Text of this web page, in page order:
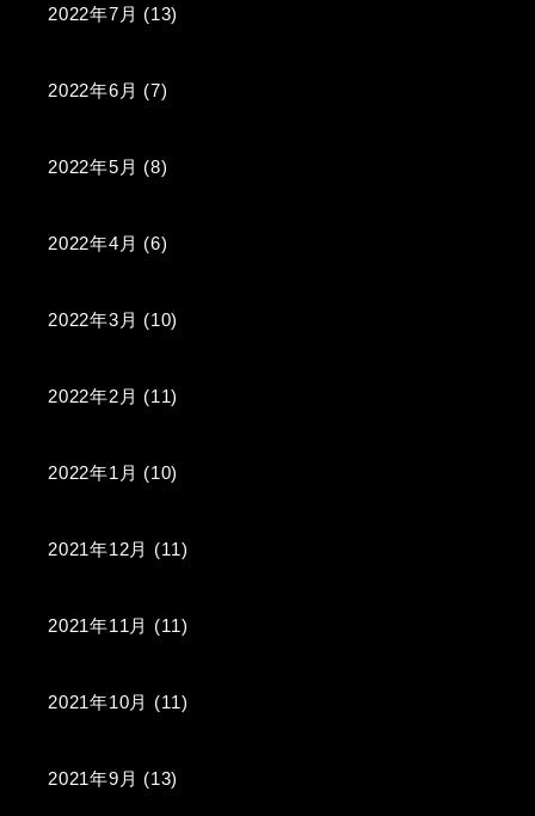
2022年7月 (13)
2022年6月 (7)
2022年5月 (8)
2022年4月 (6)
2022年3月 (10)
2022年2月 (11)
2022年1月 (10)
2021年12月 (11)
2021年11月 (11)
2021年10月 (11)
2021年9月 (13)